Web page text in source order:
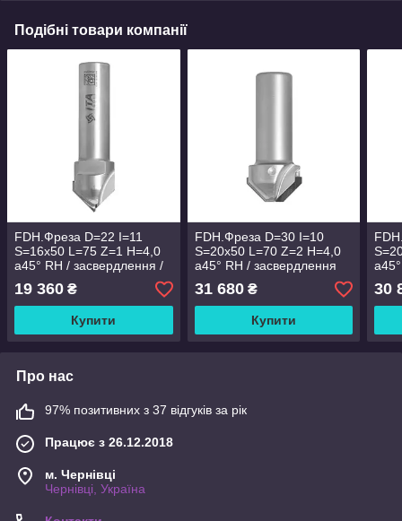
Подібні товари компанії
FDH.Фреза D=22 I=11
S=16x50 L=75 Z=1 H=4,0
a45° RH / засвердлення /
POZ.
19 360 ₴
Купити
FDH.Фреза D=30 I=10
S=20x50 L=70 Z=2 H=4,0
a45° RH / засвердлення
31 680₴
Купити
30
Про нас
97% позитивних з 37 відгуків за рік
Працює з 26.12.2018
м. Чернівці
Чернівці, Україна